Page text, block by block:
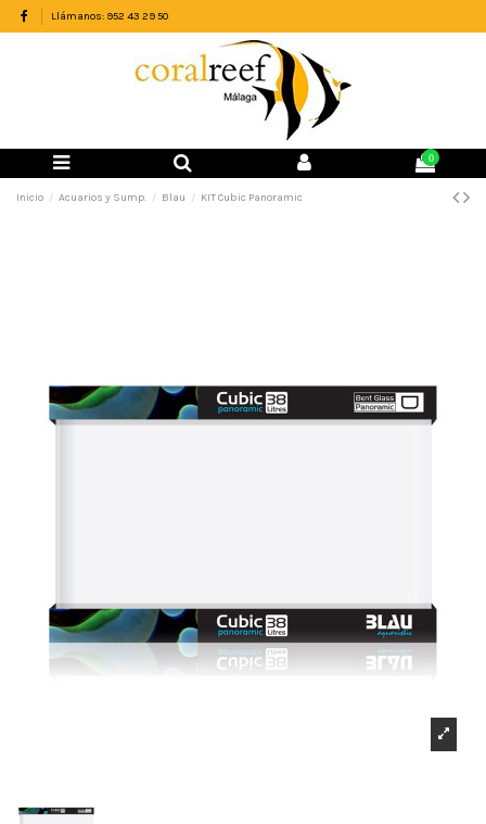
Llámanos: 952 43 29 50
0
Inicio Acuarios y Sump. Blau KIT Cubic Panoramic